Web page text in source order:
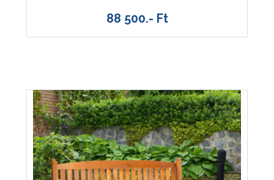
88 500.- Ft